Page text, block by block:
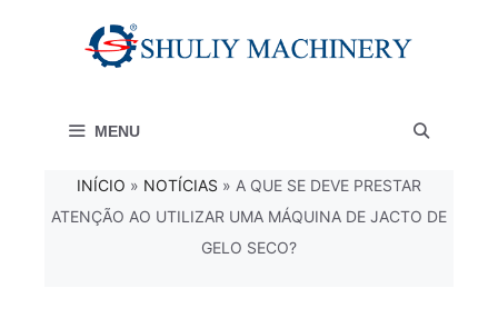
conteúdo MENU
INÍCIO » NOTÍCIAS » A QUE SE DEVE PRESTAR
ATENÇÃO AO UTILIZAR UMA MÁQUINA DE JACTO DE
GELO SECO?